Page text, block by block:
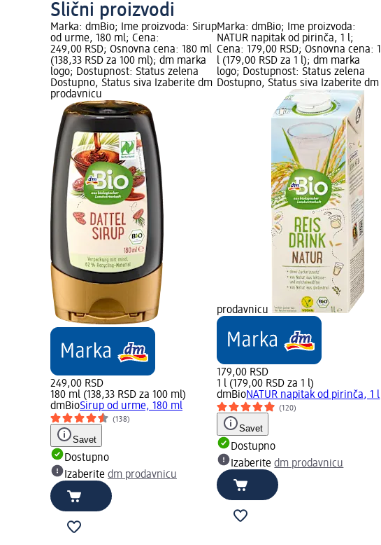
Slični proizvodi
Marka: dmBio; Ime proizvoda: Sirup
od urme, 180 ml; Cena:
249,00 RSD; Osnovna cena: 180 ml
(138,33 RSD za 100 ml); dm marka
logo; Dostupnost: Status zelena
Dostupno, Status siva Izaberite dm
prodavnicu
249,00 RSD
180 ml (138,33 RSD za 100 ml)
dmBioSirup od urme, 180 ml
(138)
Savet
Dostupno
Izaberite dm prodavnicu
Marka: dmBio; Ime proizvoda:
NATUR napitak od pirinča, 1 l;
Cena: 179,00 RSD; Osnovna cena: 1
l (179,00 RSD za 1 l); dm marka
logo; Dostupnost: Status zelena
Dostupno, Status siva Izaberite dm
prodavnicu
179,00 RSD
1 l (179,00 RSD za 1 l)
dmBioNATUR napitak od pirinča, 1 l
(120)
Savet
Dostupno
Izaberitedm prodavnicu